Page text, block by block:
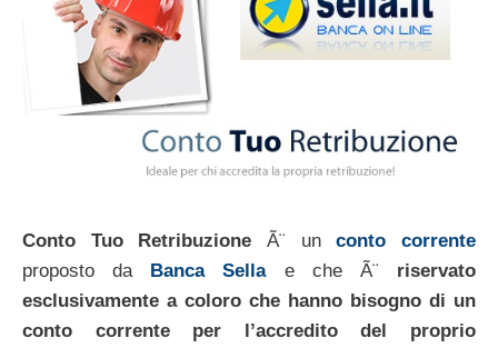
Conto Tuo Retribuzione Ã¨ unconto corrente
proposto da Banca Sellae che Ã¨ riservato
esclusivamente a coloro che hanno bisogno di un
conto corrente per l’accredito del proprio